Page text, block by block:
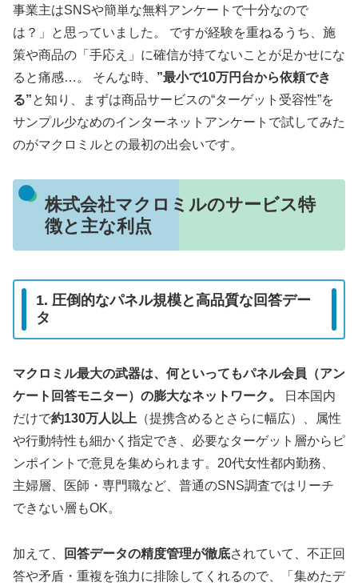
事業主はSNSや簡単な無料アンケートで十分なので
は？」と思っていました。 ですが経験を重ねるうち、施
策や商品の「手応え」に確信が持てないことが足かせにな
ると痛感…。 そんな時、 ”最小で10万円台から依頼でき
る”と知り、まずは商品サービスの“ターゲット受容性”を
サンプル少なめのインターネットアンケートで試してみた
のがマクロミルとの最初の出会いです。
株式会社マクロミルのサービス特
徴と主な利点
1. 圧倒的なパネル規模と高品質な回答デー
タ
マクロミル最大の武器は、何といってもパネル会員（アン
ケート回答モニター）の膨大なネットワーク。
日本国内
だけで約130万人以上 （提携含めるとさらに幅広）、属性
や行動特性も細かく指定でき、必要なターゲット層からピ
ンポイントで意見を集められます。20代女性都内勤務、
主婦層、医師・専門職など、普通のSNS調査ではリーチ
できない層もOK。
加えて、 回答データの精度管理が徹底されていて、不正回
答や矛盾・重複を強力に排除してくれるので、「集めたデ